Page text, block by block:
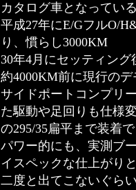
カタログ車となってい
平成27年にE/GフルO/
り、慣らし3000KM
30年4月にセッティン
約4000KM前に現行の
サイドポートコンプリ
た駆動や足回りも仕様
の295/35扁平まで装着
パワー的にも、実測ブ
イスペックな仕上がり
二度と出てこないぐら